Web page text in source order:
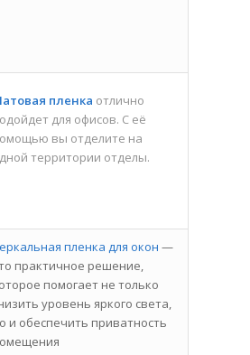
пленка отлично
для офисов. С её
вы отделите на
территории отделы.
пленка для окон —
практичное решение,
помогает не только
уровень яркого света,
и обеспечить приватность